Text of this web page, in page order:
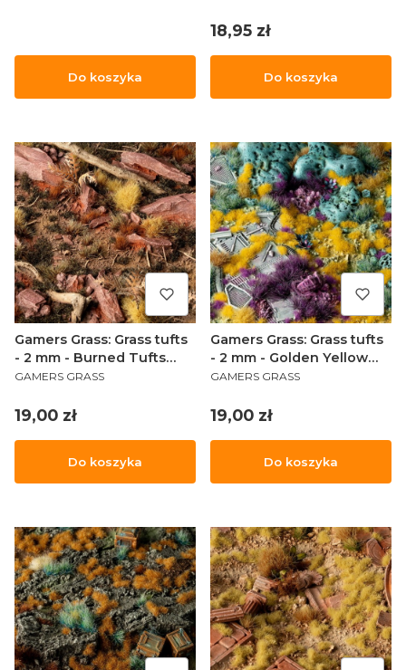
Do koszyka
Cena
18,95 zł
Do koszyka
Gamers Grass: Grass tufts
- 2 mm - Burned Tufts
(Wild)
PRODUCENT
GAMERS GRASS
Cena
19,00 zł
Do koszyka
Gamers Grass: Grass tufts
- 2 mm - Golden Yellow
Tufts (Wild)
PRODUCENT
GAMERS GRASS
Cena
19,00 zł
Do koszyka